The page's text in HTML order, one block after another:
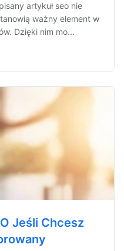
artykuł seo nie
ważny element w
Dzięki nim mo...
Jeśli Chcesz